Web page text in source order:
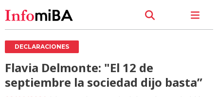
DECLARACIONES
Flavia Delmonte: "El 12 de
septiembre la sociedad dijo basta”